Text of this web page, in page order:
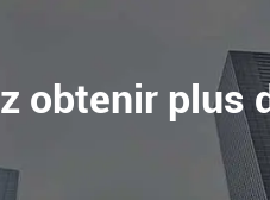
obtenir plus